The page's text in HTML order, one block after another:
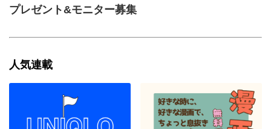
プレゼント&モニター募集
人気連載